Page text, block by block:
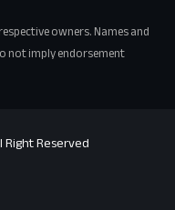
owners. Names and
not imply endorsement
Right Reserved